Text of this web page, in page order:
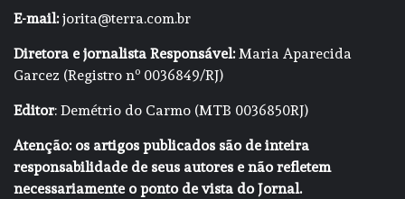
E-mail:jorita@terra.com.br
Diretora e jornalista Responsável:Maria Aparecida
Garcez (Registro nº 0036849/RJ)
Editor: Demétrio do Carmo (MTB 0036850RJ)
Atenção: os artigos publicados são de inteira
responsabilidade de seus autores e não refletem
necessariamente o ponto de vista do Jornal.